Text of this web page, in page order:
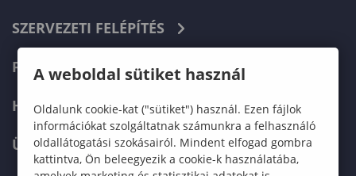
SZERVEZETI FELÉPÍTÉS
FELVÉTELIZŐKNEK
HALLGATÓKNAK
ÜZLETI PARTNEREKNEK
A weboldal sütiket használ
Oldalunk cookie-kat ("sütiket") használ. Ezen fájlok
információkat szolgáltatnak számunkra a felhasználó
oldallátogatási szokásairól. Mindent elfogad gombra
kattintva, Ön beleegyezik a cookie-k használatába,